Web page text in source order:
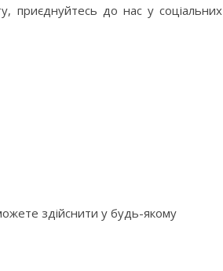
приєднуйтесь до нас у соціальних
здійснити у будь-якому